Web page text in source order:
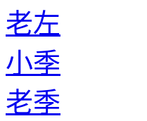
老左
小季
老季